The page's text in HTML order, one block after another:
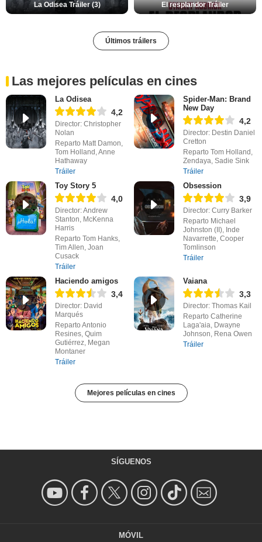
La Odisea Tráiler (3) El resplandor Tráiler
Últimos tráilers
Las mejores películas en cines
La Odisea
4,2
Director: Christopher
Nolan
Reparto Matt Damon,
Tom Holland, Anne
Hathaway
Tráiler
Spider-Man: Brand
New Day
4,2
Director: Destin Daniel
Cretton
Reparto Tom Holland,
Zendaya, Sadie Sink
Tráiler
Toy Story 5
4,0
Director: Andrew
Stanton, McKenna
Harris
Reparto Tom Hanks,
Tim Allen, Joan
Cusack
Tráiler
Obsession
3,9
Director: Curry Barker
Reparto Michael
Johnston (II), Inde
Navarrette, Cooper
Tomlinson
Tráiler
Haciendo amigos
3,4
Director: David
Marqués
Reparto Antonio
Resines, Quim
Gutiérrez, Megan
Montaner
Tráiler
Vaiana
3,3
Director: Thomas Kail
Reparto Catherine
Laga'aia, Dwayne
Johnson, Rena Owen
Tráiler
Mejores películas en cines
SÍGUENOS
MÓVIL